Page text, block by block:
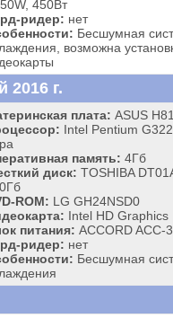
450Вт
ридер: нет
Бесшумная
возможна
2016 г.
плата: ASUS
Intel Pentium
память: 4Гб
диск: TOSHIBA
ROM: LG GH24NSD0
Intel HD Graphics
питания: ACCORD ACC-
ридер: нет
Бесшумная